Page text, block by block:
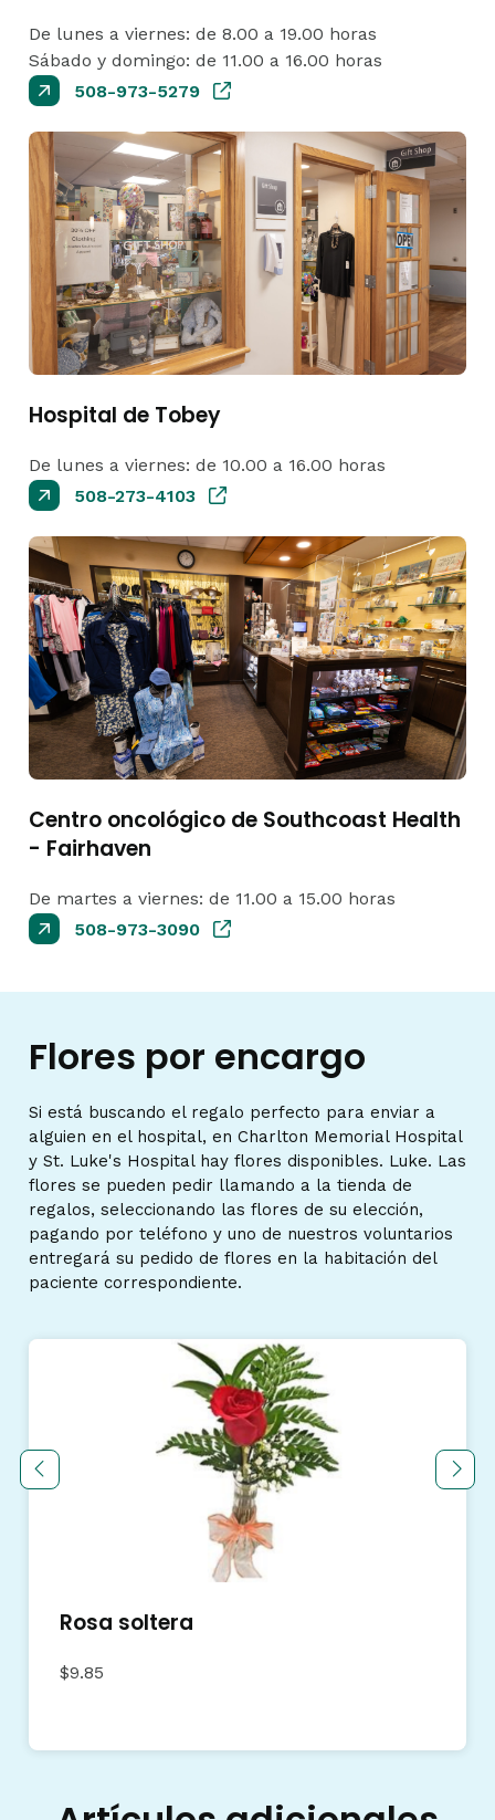
De lunes a viernes: de 8.00 a 19.00 horas
Sábado y domingo: de 11.00 a 16.00 horas
508-973-5279
Hospital de Tobey
De lunes a viernes: de 10.00 a 16.00 horas
508-273-4103
Centro oncológico de Southcoast Health
- Fairhaven
De martes a viernes: de 11.00 a 15.00 horas
508-973-3090
Flores por encargo
Si está buscando el regalo perfecto para enviar a
alguien en el hospital, en Charlton Memorial Hospital
y St. Luke's Hospital hay flores disponibles. Luke. Las
flores se pueden pedir llamando a la tienda de
regalos, seleccionando las flores de su elección,
pagando por teléfono y uno de nuestros voluntarios
entregará su pedido de flores en la habitación del
paciente correspondiente.
Rosa soltera
$9.85